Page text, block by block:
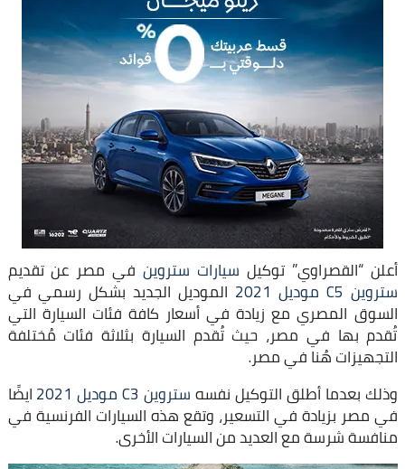
أعلن “القصراوي” توكيل سيارات ستروين في مصر عن تقديم
ستروين C5 موديل 2021 الموديل الجديد بشكل رسمي في
السوق المصري مع زيادة في أسعار كافة فئات السيارة التي
تُقدم بها في مصر، حيث تُقدم السيارة بثلاثة فئات مُختلفة
التجهيزات هُنا في مصر.
وذلك بعدما أطلق التوكيل نفسهستروين C3 موديل 2021 ايضًا
في مصر بزيادة في التسعير، وتقع هذه السيارات الفرنسية في
منافسة شرسة مع العديد من السيارات الأخرى.